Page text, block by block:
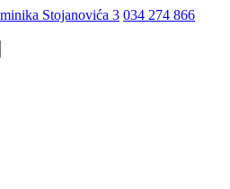
Stojanovića 3 034 274 866